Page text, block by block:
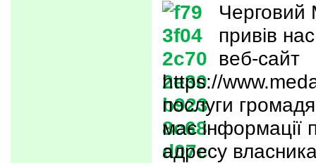
Черговий
привів
веб-сайт
https://
послуги
має інформації
адресу